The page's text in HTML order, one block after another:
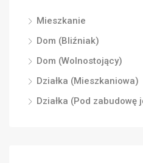
Mieszkanie
Dom (Bliźniak)
Dom (Wolnostojący)
Działka (Mieszkaniowa)
Działka (Pod zabudowę